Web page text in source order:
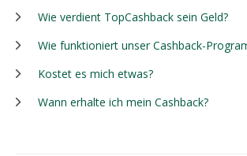
Wie verdient TopCashback sein Geld?
Wie funktioniert unser Cashback-
Kostet es mich etwas?
Wann erhalte ich mein Cashback?